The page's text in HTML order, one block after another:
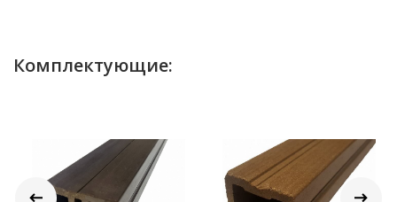
Комплектующие: